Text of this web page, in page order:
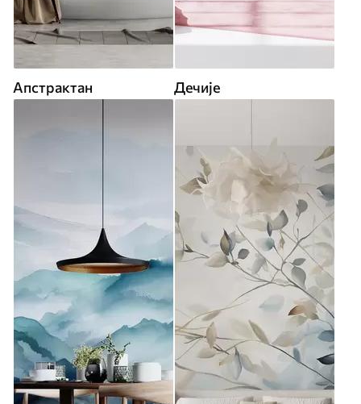
Апстрактан Дечије